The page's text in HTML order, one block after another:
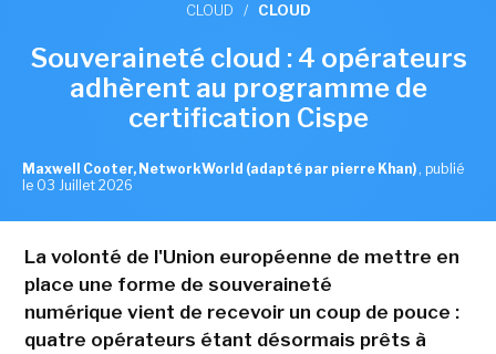
CLOUD / CLOUD
Souveraineté cloud : 4 opérateurs
adhèrent au programme de
certification Cispe
Maxwell Cooter, NetworkWorld (adapté par pierre Khan) , publié
le 03 Juillet 2026
La volonté de l'Union européenne de mettre en
place une forme de souveraineté
numérique vient de recevoir un coup de pouce :
quatre opérateurs étant désormais prêts à